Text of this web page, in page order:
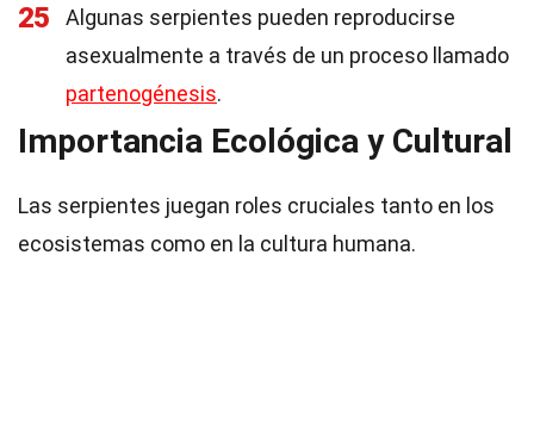
25
Algunas serpientes pueden reproducirse
asexualmente a través de un proceso llamado
partenogénesis.
Importancia Ecológica y Cultural
Las serpientes juegan roles cruciales tanto en los
ecosistemas como en la cultura humana.